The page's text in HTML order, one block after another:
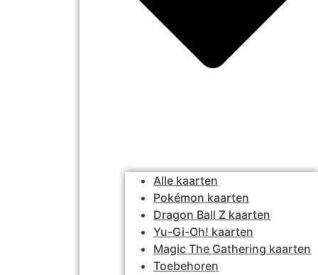
Alle kaarten
Pokémon kaarten
Dragon Ball Z kaarten
Yu-Gi-Oh! kaarten
Magic The Gathering kaarten
Toebehoren